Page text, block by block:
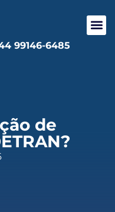
99146-6485
de